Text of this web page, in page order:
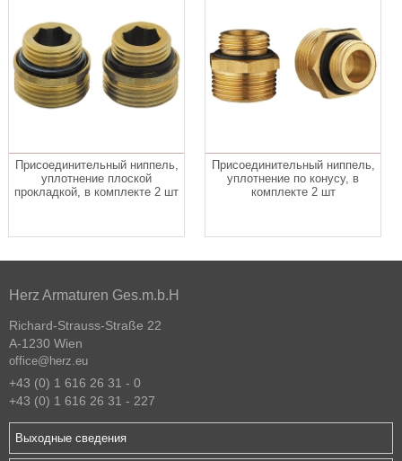
Присоединительный ниппель,
уплотнение плоской
прокладкой, в комплекте 2 шт
Присоединительный ниппель,
уплотнение по конусу, в
комплекте 2 шт
Herz Armaturen Ges.m.b.H
Richard-Strauss-Straße 22
A-1230 Wien
office@herz.eu
+43 (0) 1 616 26 31 - 0
+43 (0) 1 616 26 31 - 227
Выходные сведения